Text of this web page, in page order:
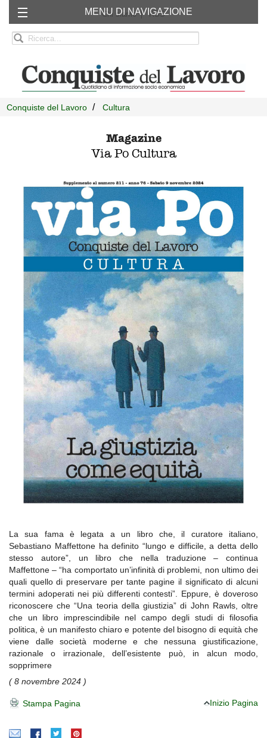
Chi siamo RSS
MENU DI NAVIGAZIONE
Conquiste del Lavoro Cultura
Magazine
Via Po Cultura
La sua fama è legata a un libro che, il curatore italiano,
Sebastiano Maffettone ha definito “lungo e difficile, a detta dello
stesso autore”, un libro che nella traduzione – continua
Maffettone – “ha comportato un’infinità di problemi, non ultimo dei
quali quello di preservare per tante pagine il significato di alcuni
termini adoperati nei più differenti contesti”. Eppure, è doveroso
riconoscere che “Una teoria della giustizia” di John Rawls, oltre
che un libro imprescindibile nel campo degli studi di filosofia
politica, è un manifesto chiaro e potente del bisogno di equità che
viene dalle società moderne e che nessuna giustificazione,
razionale o irrazionale, dell’esistente può, in alcun modo,
sopprimere
( 8 novembre 2024 )
Stampa Pagina Inizio Pagina